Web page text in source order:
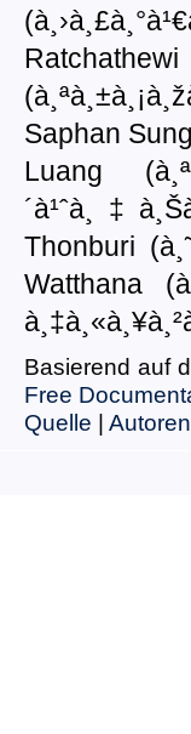
Saphan Sung
Luang
Thonburi
Watthana
Basierend auf
Free
Quelle |